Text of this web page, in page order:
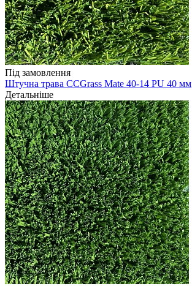
Під замовлення
Штучна трава CCGrass Mate 40-14 PU 40 мм
Детальніше